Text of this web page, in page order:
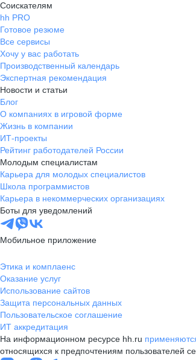
Соискателям
hh PRO
Готовое резюме
Все сервисы
Хочу у вас работать
Производственный календарь
Экспертная рекомендация
Новости и статьи
Блог
О компаниях в игровой форме
Жизнь в компании
ИТ-проекты
Рейтинг работодателей России
Молодым специалистам
Карьера для молодых специалистов
Школа программистов
Карьера в некоммерческих организациях
Боты для уведомлений
Мобильное приложение
Этика и комплаенс
Оказание услуг
Использование сайтов
Защита персональных данных
Пользовательское соглашение
ИТ аккредитация
На информационном ресурсе hh.ru
относящихся к предпочтениям пользователей